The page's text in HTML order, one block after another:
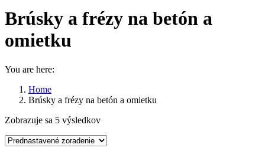
Brúsky a frézy na betón a
omietku
You are here:
Home
Brúsky a frézy na betón a omietku
Zobrazuje sa 5 výsledkov